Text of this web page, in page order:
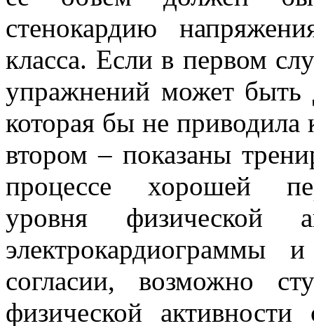
стенокардию
класса. Если в первом
упражнений может быть
которая бы не приводила
втором – показаны
процессе хорошей
уровня физической
согласии, возможно
физической